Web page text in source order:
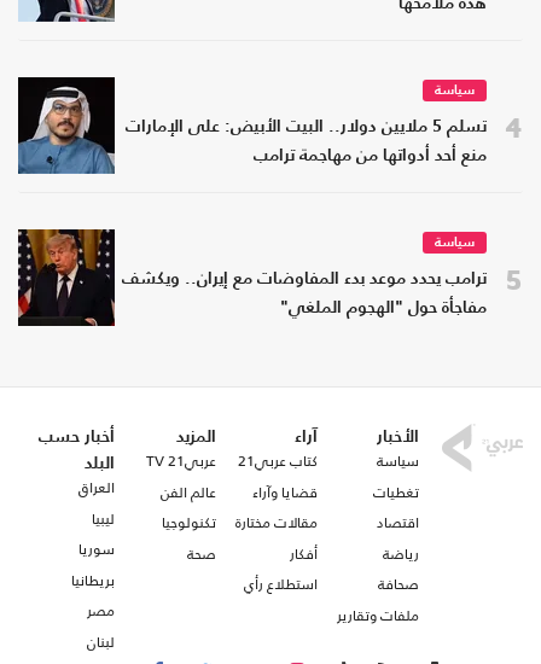
هذه ملامحها
4
سياسة
تسلم 5 ملايين دولار.. البيت الأبيض: على الإمارات
منع أحد أدواتها من مهاجمة ترامب
5
سياسة
ترامب يحدد موعد بدء المفاوضات مع إيران.. ويكشف
مفاجأة حول "الهجوم الملغي"
الأخبار
سياسة
تغطيات
اقتصاد
رياضة
صحافة
ملفات وتقارير
آراء
كتاب عربي21
قضايا وآراء
مقالات مختارة
أفكار
استطلاع رأي
المزيد
عربي21 TV
عالم الفن
تكنولوجيا
صحة
أخبار حسب
البلد
العراق
ليبيا
سوريا
بريطانيا
مصر
لبنان